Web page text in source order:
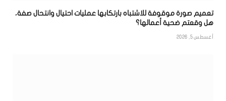
تعميم صورة موقوفة للاشتباه بارتكابها عمليات احتيال وانتحال صفة،
هل وقعتم ضحية أعمالها؟
أغسطس 5, 2026